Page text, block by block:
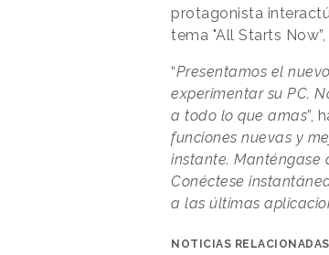
protagonista
tema "All Starts
“Presentamos el
experimentar su PC.
a todo lo que amas”,
funciones nuevas y
instante. Manténgase
Conéctese
a las últimas
NOTICIAS RELACIONADAS